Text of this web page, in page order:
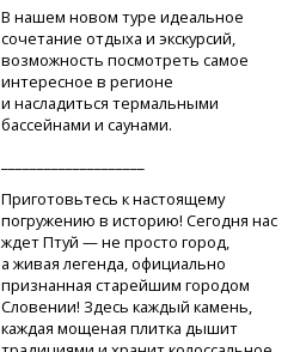
В нашем новом туре идеальное
сочетание отдыха и экскурсий,
возможность посмотреть самое
интересное в регионе
и насладиться термальными
бассейнами и саунами.
Приготовьтесь к настоящему
погружению в историю! Сегодня нас
ждет Птуй — не просто город,
а живая легенда, официально
признанная старейшим городом
Словении! Здесь каждый камень,
каждая мощеная плитка дышит